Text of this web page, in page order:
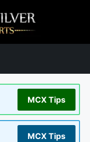
MCX Tips
MCX Tips